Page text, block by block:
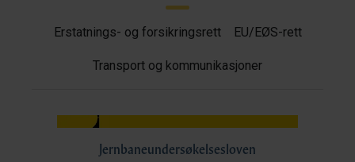
Erstatnings- og forsikringsrett EU/EØS-rett
Transport og kommunikasjoner
Jernbaneundersøkelsesloven